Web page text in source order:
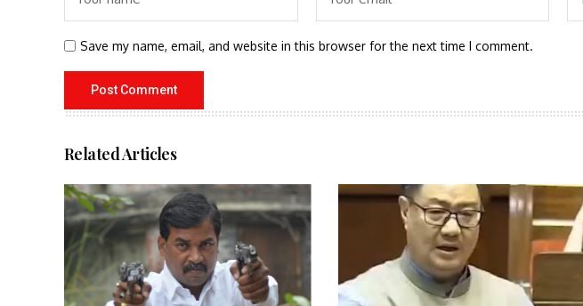
Save my name, email, and website in this browser for the next time I comment.
Related Articles